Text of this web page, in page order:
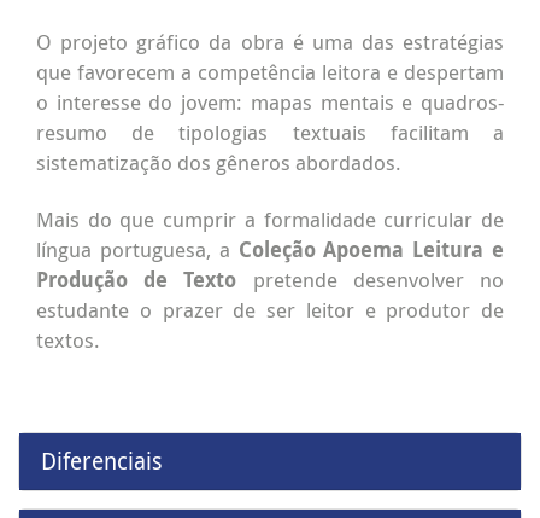
O projeto gráfico da obra é uma das estratégias
que favorecem a competência leitora e despertam
o interesse do jovem: mapas mentais e quadros-
resumo de tipologias textuais facilitam a
sistematização dos gêneros abordados.
Mais do que cumprir a formalidade curricular de
língua portuguesa, a Coleção Apoema Leitura e
Produção de Texto pretende desenvolver no
estudante o prazer de ser leitor e produtor de
textos.
Diferenciais